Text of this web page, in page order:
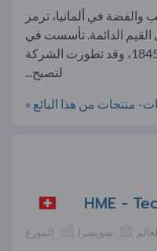
والفضة في ألمانيا، ترمز
الدائمة. تأسست في
بفورتسهايم في عام 1845، وقد تطورت الشركة
لتصبح...
منتجات من هذا البائع »
HME -
الموزع سويسرا